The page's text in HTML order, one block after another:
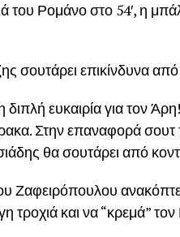
του Ρομάνο στο 54′, η
σουτάρει επικίνδυνα
ευκαιρία για τον
Στην επαναφορά σουτ
θα σουτάρει από
Ζαφειρόπουλου
τροχιά και να “κρεμά”